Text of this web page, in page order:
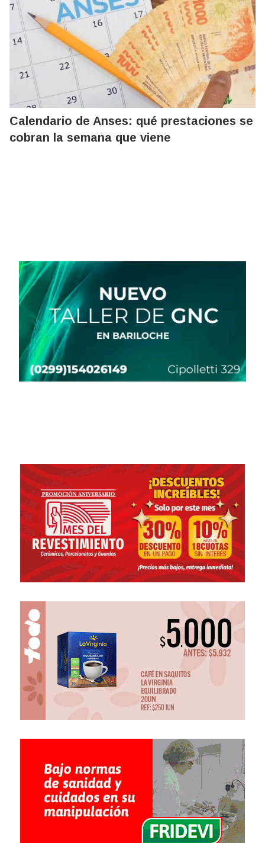
Calendario de Anses: qué prestaciones se
cobran la semana que viene